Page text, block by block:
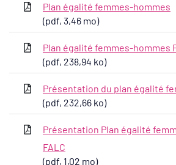
Plan égalité femmes-hommes
(pdf, 3,46 mo)
Plan égalité femmes-hommes
(pdf, 238,94 ko)
Présentation du plan égalité
(pdf, 232,66 ko)
Présentation Plan égalité
FALC
(pdf, 1,02 mo)